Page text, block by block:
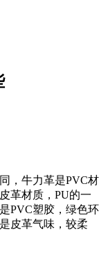
，牛力革是PVC材
革材质，PU的一
PVC塑胶，绿色环
皮革气味，较柔